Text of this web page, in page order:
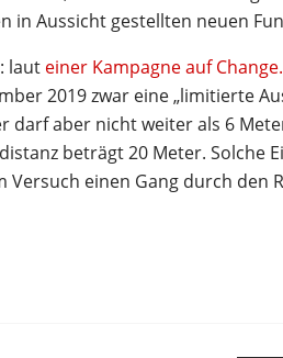
in Aussicht gestellten neuen
laut einer Kampagne auf
2019 zwar eine „limitierte
darf aber nicht weiter als 6
beträgt 20 Meter. Solche
einen Gang durch den